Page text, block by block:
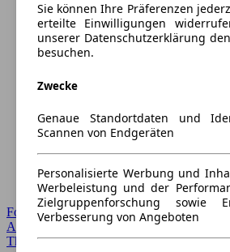
Forum Startseite
Alle Auto-Foren
Themen-Forum
Sie können Ihre Präferenzen
erteilte Einwilligungen
unserer Datenschutzerklärung
besuchen.
Zwecke
Genaue Standortdaten und
Scannen von Endgeräten
Personalisierte Werbung und
Werbeleistung und der
Zielgruppenforschung sowie
Verbesserung von Angeboten